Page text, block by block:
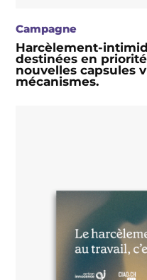
Harcèlement-
destinées en priorité
nouvelles capsules
mécanismes.
Campagne